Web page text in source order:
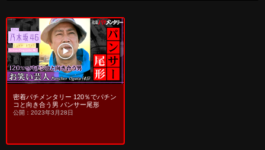
密着パチメンタリー 120％でパチン
コと向き合う男 パンサー尾形
公開：2023年3月28日